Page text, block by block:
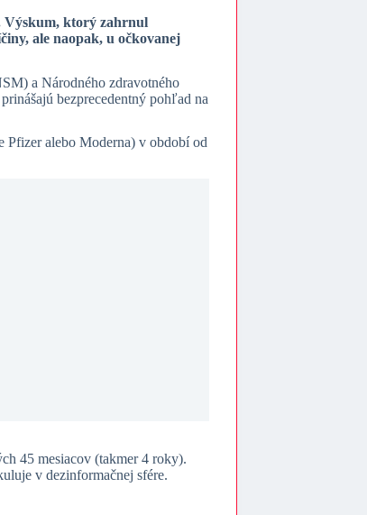
Výskum, ktorý zahrnul
ale naopak, u očkovanej
a Národného zdravotného
bezprecedentný pohľad na
alebo Moderna) v období od
45 mesiacov (takmer 4 roky).
v dezinformačnej sfére.